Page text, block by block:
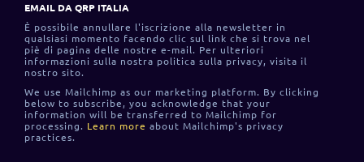
EMAIL DA QRP ITALIA
È possibile annullare l'iscrizione alla newsletter in
qualsiasi momento facendo clic sul link che si trova nel
piè di pagina delle nostre e-mail. Per ulteriori
informazioni sulla nostra politica sulla privacy, visita il
nostro sito.
We use Mailchimp as our marketing platform. By clicking
below to subscribe, you acknowledge that your
information will be transferred to Mailchimp for
processing. Learn more about Mailchimp's privacy
practices.